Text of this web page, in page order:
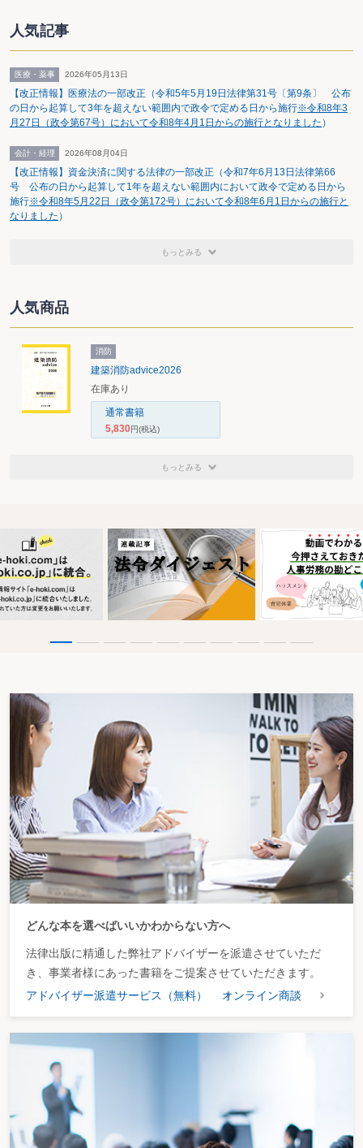
人気記事
医療・薬事 2026年05月13日
【改正情報】医療法の一部改正（令和5年5月19日法律第31号〔第9条〕 公布
の日から起算して3年を超えない範囲内で政令で定める日から施行※令和8年3
月27日（政令第67号）において令和8年4月1日からの施行となりました ）
会計・経理 2026年08月04日
【改正情報】資金決済に関する法律の一部改正（令和7年6月13日法律第66
号 公布の日から起算して1年を超えない範囲内において政令で定める日から
施行※令和8年5月22日（政令第172号）において令和8年6月1日からの施行と
なりました ）
もっとみる
人気商品
消防
建築消防advice2026
在庫あり
通常書籍
5,830円(税込)
もっとみる
どんな本を選べばいいかわからない方へ
法律出版に精通した弊社アドバイザーを派遣させていただ
き、事業者様にあった書籍をご提案させていただきます。
アドバイザー派遣サービス（無料）
オンライン商談